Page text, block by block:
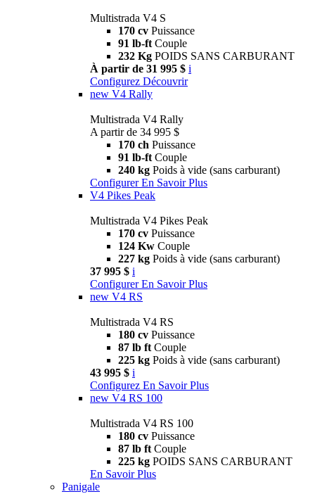
Multistrada V4 S
170 cv Puissance
91 lb-ft Couple
232 Kg POIDS SANS CARBURANT
À partir de 31 995 $ i
Configurez Découvrir
new V4 Rally
Multistrada V4 Rally
A partir de 34 995 $
170 ch Puissance
91 lb-ft Couple
240 kg Poids à vide (sans carburant)
Configurer En Savoir Plus
V4 Pikes Peak
Multistrada V4 Pikes Peak
170 cv Puissance
124 Kw Couple
227 kg Poids à vide (sans carburant)
37 995 $ i
Configurer En Savoir Plus
new V4 RS
Multistrada V4 RS
180 cv Puissance
87 lb ft Couple
225 kg Poids à vide (sans carburant)
43 995 $ i
Configurez En Savoir Plus
new V4 RS 100
Multistrada V4 RS 100
180 cv Puissance
87 lb ft Couple
225 kg POIDS SANS CARBURANT
En Savoir Plus
Panigale